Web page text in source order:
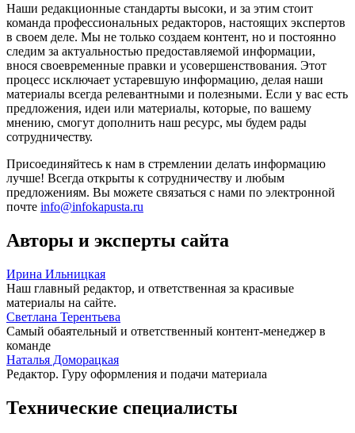
Наши редакционные стандарты высоки, и за этим стоит
команда профессиональных редакторов, настоящих экспертов
в своем деле. Мы не только создаем контент, но и постоянно
следим за актуальностью предоставляемой информации,
внося своевременные правки и усовершенствования. Этот
процесс исключает устаревшую информацию, делая наши
материалы всегда релевантными и полезными. Если у вас есть
предложения, идеи или материалы, которые, по вашему
мнению, смогут дополнить наш ресурс, мы будем рады
сотрудничеству.
Присоединяйтесь к нам в стремлении делать информацию
лучше! Всегда открыты к сотрудничеству и любым
предложениям. Вы можете связаться с нами по электронной
почте info@infokapusta.ru
Авторы и эксперты сайта
Ирина Ильницкая
Наш главный редактор, и ответственная за красивые
материалы на сайте.
Светлана Терентьева
Самый обаятельный и ответственный контент-менеджер в
команде
Наталья Доморацкая
Редактор. Гуру оформления и подачи материала
Технические специалисты